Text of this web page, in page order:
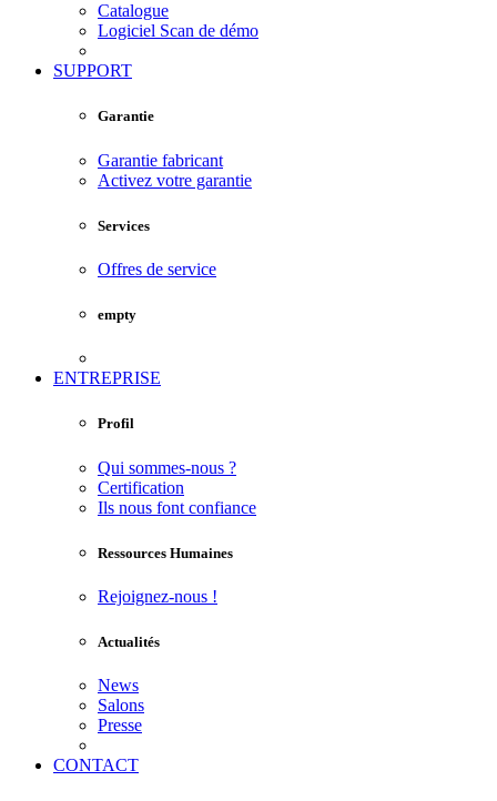
Catalogue
Logiciel Scan de démo
SUPPORT
Garantie
Garantie fabricant
Activez votre garantie
Services
Offres de service
empty
ENTREPRISE
Profil
Qui sommes-nous ?
Certification
Ils nous font confiance
Ressources Humaines
Rejoignez-nous !
Actualités
News
Salons
Presse
CONTACT